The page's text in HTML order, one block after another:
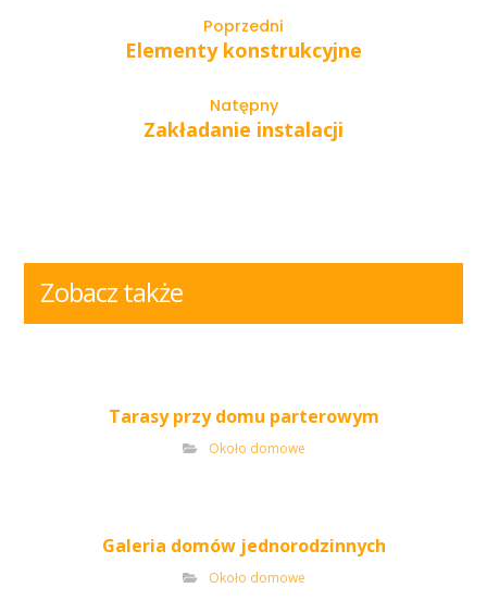
Poprzedni
Elementy konstrukcyjne
Natępny
Zakładanie instalacji
Zobacz także
Tarasy przy domu parterowym
Około domowe
Galeria domów jednorodzinnych
Około domowe